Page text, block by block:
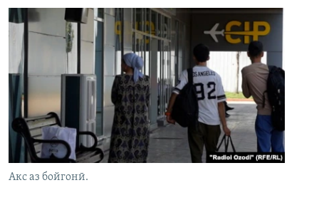
Акс аз бойгонӣ.